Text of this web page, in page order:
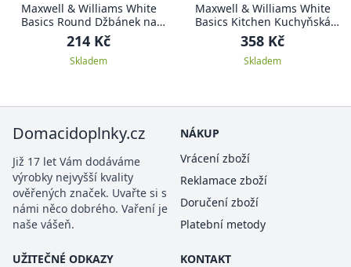
Maxwell & Williams White
Basics Round Džbánek na
mléko, White Basics Round,
295 ml
214 Kč
Skladem
Maxwell & Williams White
Basics Kitchen Kuchyňská
porcelánová mísa, White
Basics Kitchen, 18 cm
358 Kč
Skladem
Domacidoplnky.cz
Již 17 let Vám dodáváme
výrobky nejvyšší kvality
ověřených značek. Uvařte si s
námi něco dobrého. Vaření je
naše vášeň.
NÁKUP
Vrácení zboží
Reklamace zboží
Doručení zboží
Platební metody
UŽITEČNÉ ODKAZY
KONTAKT